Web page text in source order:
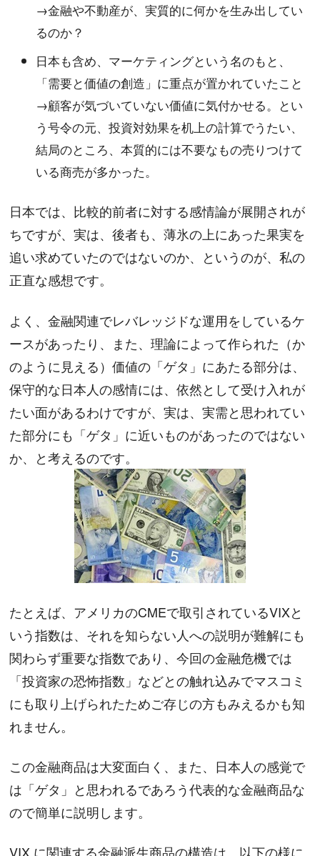
→金融や不動産が、実質的に何かを生み出してい
るのか？
日本も含め、マーケティングという名のもと、
「需要と価値の創造」に重点が置かれていたこと
→顧客が気づいていない価値に気付かせる。とい
う号令の元、投資対効果を机上の計算でうたい、
結局のところ、本質的には不要なもの売りつけて
いる商売が多かった。
日本では、比較的前者に対する感情論が展開されが
ちですが、実は、後者も、薄氷の上にあった果実を
追い求めていたのではないのか、というのが、私の
正直な感想です。
よく、金融関連でレバレッジドな運用をしているケ
ースがあったり、また、理論によって作られた（か
のように見える）価値の「ゲタ」にあたる部分は、
保守的な日本人の感情には、依然として受け入れが
たい面があるわけですが、実は、実需と思われてい
た部分にも「ゲタ」に近いものがあったのではない
か、と考えるのです。
たとえば、アメリカのCMEで取引されているVIXと
いう指数は、それを知らない人への説明が難解にも
関わらず重要な指数であり、今回の金融危機では
「投資家の恐怖指数」などとの触れ込みでマスコミ
にも取り上げられたためご存じの方もみえるかも知
れません。
この金融商品は大変面白く、また、日本人の感覚で
は「ゲタ」と思われるであろう代表的な金融商品な
ので簡単に説明します。
VIX に関連する金融派生商品の構造は、以下の様に